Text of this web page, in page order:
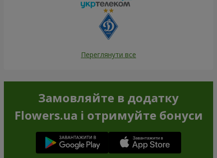
Переглянути все
Замовляйте в додатку
Flowers.ua і отримуйте бонуси